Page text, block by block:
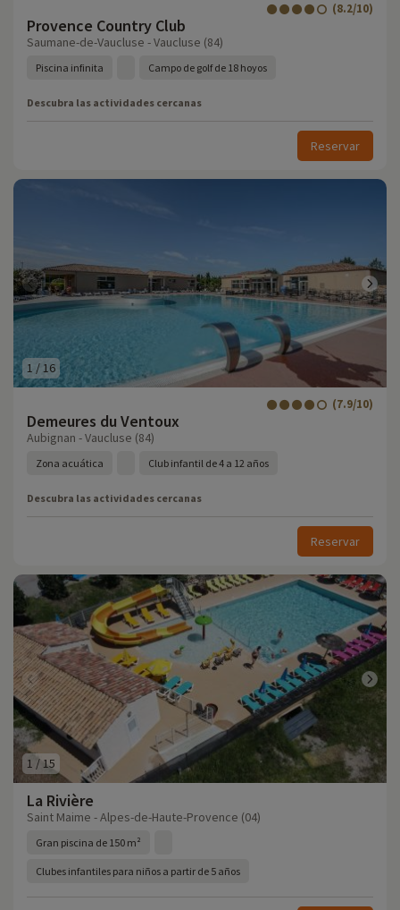
Provence Country Club
(8.2/10)
Saumane-de-Vaucluse - Vaucluse (84)
Piscina infinita Campo de golf de 18 hoyos
Descubra las actividades cercanas
Reservar
1 /16
Demeures du Ventoux
(7.9/10)
Aubignan - Vaucluse (84)
Zona acuática Club infantil de 4 a 12 años
Descubra las actividades cercanas
Reservar
1 /15
La Rivière
Saint Maime - Alpes-de-Haute-Provence (04)
Gran piscina de 150 m²
Clubes infantiles para niños a partir de 5 años